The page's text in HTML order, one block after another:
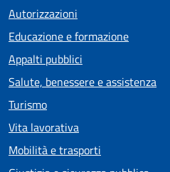
Autorizzazioni
Educazione e formazione
Appalti pubblici
Salute, benessere e assistenza
Turismo
Vita lavorativa
Mobilità e trasporti